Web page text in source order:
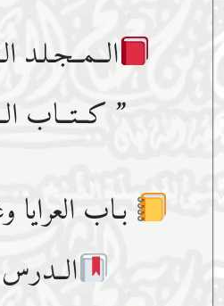
الــمــجـلـد
” كــتــاب
بـاب